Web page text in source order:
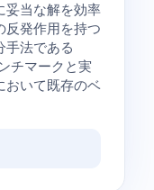
妥当な解を効率
反発作用を持つ
手法である
チマークと実
おいて既存のベ